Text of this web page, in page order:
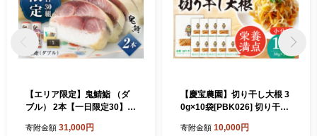
【エリア限定】鬼鯖鮨 （ダ
ブル） 2本【一日限定30】
五島市/三井楽水産[PBP002]
寄附金額 31,000円
【慶宝農園】切り干し大根 3
0g×10袋[PBK026] 切り干し
こん 小分け 野菜 乾物 乾燥
寄附金額 10,000円